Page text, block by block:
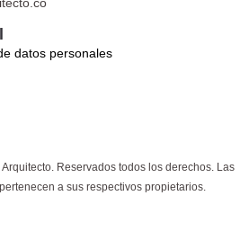
datos personales
Reservados todos los derechos. Las
a sus respectivos propietarios.